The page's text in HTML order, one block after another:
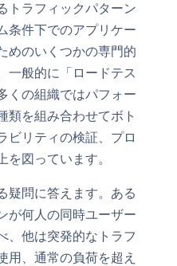
トラフィックパターン
条件下でのアプリケー
めのいくつかの専門的
一般的に「ロードテス
くの組織ではパフォー
類を組み合わせてボト
ビリティの検証、プロ
を図っています。
疑問に答えます。ある
が何人の同時ユーザー
、他は突発的なトラフ
用、通常の負荷を超え